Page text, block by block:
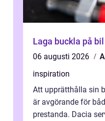
Laga buckla på
06 augusti 2026
inspiration
Att upprätthålla sin
är avgörande för
prestanda. Dacia